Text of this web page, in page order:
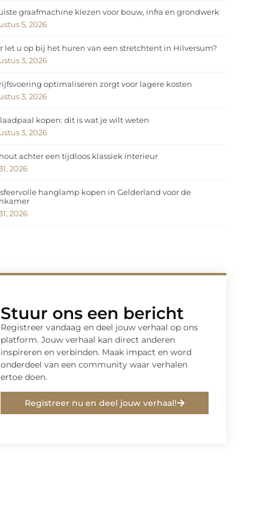
graafmachine kiezen voor bouw, infra en grondwerk
5, 2026
let u op bij het huren van een stretchtent in Hilversum?
3, 2026
optimaliseren zorgt voor lagere kosten
3, 2026
kopen: dit is wat je wilt weten
3, 2026
achter een tijdloos klassiek interieur
2026
hanglamp kopen in Gelderland voor de
2026
Stuur ons een bericht
Registreer vandaag en deel jouw verhaal op ons
platform. Jouw verhaal kan direct anderen
inspireren en verbinden. Maak impact en word
onderdeel van een community waar verhalen
ertoe doen.
Registreer nu en deel jouw verhaal!